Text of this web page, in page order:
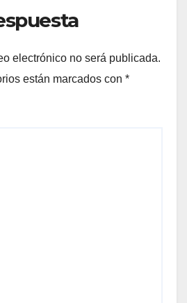
electrónico no será publicada.
están marcados con *